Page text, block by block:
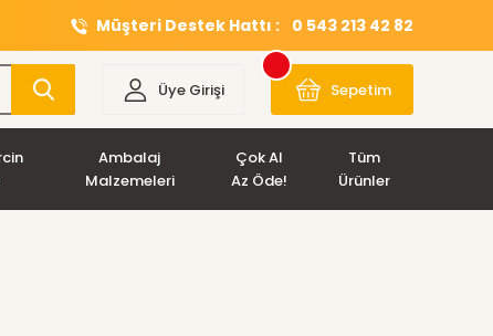
Müşteri Destek Hattı : 0 543 213 42 82
Üye Girişi Sepetim
Ambalaj
Malzemeleri
Çok Al
Az Öde!
Tüm
Ürünler